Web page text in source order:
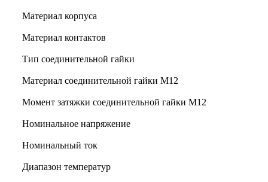
Материал корпуса
Материал контактов
Тип соединительной гайки
Материал соединительной гайки M12
Момент затяжки соединительной гайки M12
Номинальное напряжение
Номинальный ток
Диапазон температур